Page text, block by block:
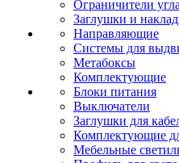
Ограничители
Заглушки и
Направляющие
Системы для
Метабоксы
Комплектующие
Блоки питания
Выключатели
Заглушки для
Комплектующие
Мебельные